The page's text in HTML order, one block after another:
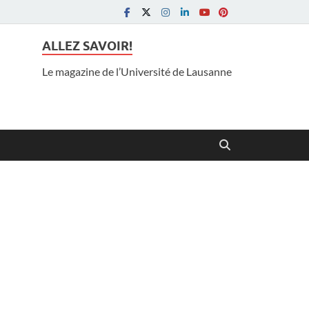
ALLEZ SAVOIR!
Le magazine de l’Université de Lausanne